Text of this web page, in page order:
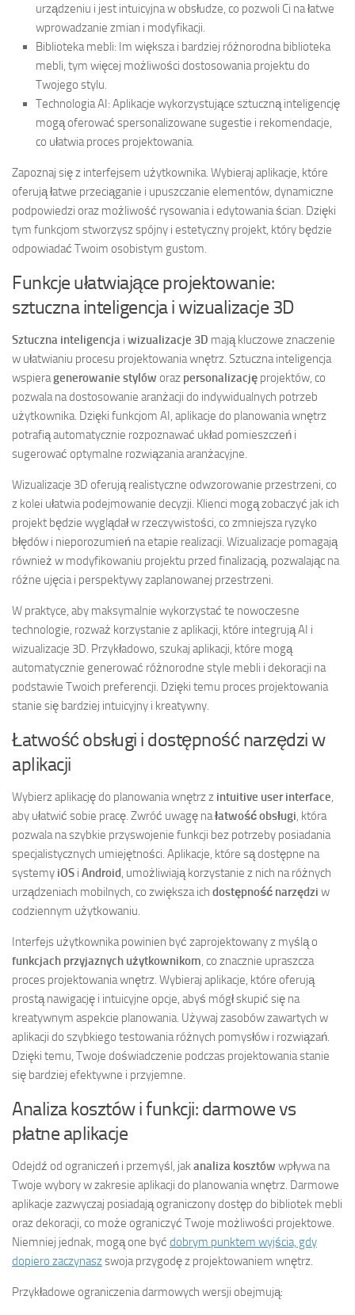
urządzeniu i jest intuicyjna w obsłudze, co pozwoli Ci na łatwe
wprowadzanie zmian i modyfikacji.
Biblioteka mebli: Im większa i bardziej różnorodna biblioteka
mebli, tym więcej możliwości dostosowania projektu do
Twojego stylu.
Technologia AI: Aplikacje wykorzystujące sztuczną inteligencję
mogą oferować spersonalizowane sugestie i rekomendacje,
co ułatwia proces projektowania.
Zapoznaj się z interfejsem użytkownika. Wybieraj aplikacje, które
oferują łatwe przeciąganie i upuszczanie elementów, dynamiczne
podpowiedzi oraz możliwość rysowania i edytowania ścian. Dzięki
tym funkcjom stworzysz spójny i estetyczny projekt, który będzie
odpowiadać Twoim osobistym gustom.
Funkcje ułatwiające projektowanie:
sztuczna inteligencja i wizualizacje 3D
Sztuczna inteligencja i wizualizacje 3D mają kluczowe znaczenie
w ułatwianiu procesu projektowania wnętrz. Sztuczna inteligencja
wspieragenerowanie stylów oraz personalizację projektów, co
pozwala na dostosowanie aranżacji do indywidualnych potrzeb
użytkownika. Dzięki funkcjom AI, aplikacje do planowania wnętrz
potrafią automatycznie rozpoznawać układ pomieszczeń i
sugerować optymalne rozwiązania aranżacyjne.
Wizualizacje 3D oferują realistyczne odwzorowanie przestrzeni, co
z kolei ułatwia podejmowanie decyzji. Klienci mogą zobaczyć jak ich
projekt będzie wyglądał w rzeczywistości, co zmniejsza ryzyko
błędów i nieporozumień na etapie realizacji. Wizualizacje pomagają
również w modyfikowaniu projektu przed finalizacją, pozwalając na
różne ujęcia i perspektywy zaplanowanej przestrzeni.
W praktyce, aby maksymalnie wykorzystać te nowoczesne
technologie, rozważ korzystanie z aplikacji, które integrują AI i
wizualizacje 3D. Przykładowo, szukaj aplikacji, które mogą
automatycznie generować różnorodne style mebli i dekoracji na
podstawie Twoich preferencji. Dzięki temu proces projektowania
stanie się bardziej intuicyjny i kreatywny.
Łatwość obsługi i dostępność narzędzi w
aplikacji
Wybierz aplikację do planowania wnętrz z intuitive user interface
aby ułatwić sobie pracę. Zwróć uwagę nałatwość obsługi , która
pozwala na szybkie przyswojenie funkcji bez potrzeby posiadania
specjalistycznych umiejętności. Aplikacje, które są dostępne na
systemy iOS i Android , umożliwiają korzystanie z nich na różnych
urządzeniach mobilnych, co zwiększa ich dostępność narzędzi w
codziennym użytkowaniu.
Interfejs użytkownika powinien być zaprojektowany z myślą o
funkcjach przyjaznych użytkownikom , co znacznie upraszcza
proces projektowania wnętrz. Wybieraj aplikacje, które oferują
prostą nawigację i intuicyjne opcje, abyś mógł skupić się na
kreatywnym aspekcie planowania. Używaj zasobów zawartych w
aplikacji do szybkiego testowania różnych pomysłów i rozwiązań.
Dzięki temu, Twoje doświadczenie podczas projektowania stanie
się bardziej efektywne i przyjemne.
Analiza kosztów i funkcji: darmowe vs
płatne aplikacje
Odejdź od ograniczeń i przemyśl, jakanaliza kosztów wpływa na
Twoje wybory w zakresie aplikacji do planowania wnętrz. Darmowe
aplikacje zazwyczaj posiadają ograniczony dostęp do bibliotek mebli
oraz dekoracji, co może ograniczyć Twoje możliwości projektowe.
Niemniej jednak, mogą one być dobrym punktem wyjścia, gdy
dopiero zaczynaszswoja przygodę z projektowaniem wnętrz.
Przykładowe ograniczenia darmowych wersji obejmują: